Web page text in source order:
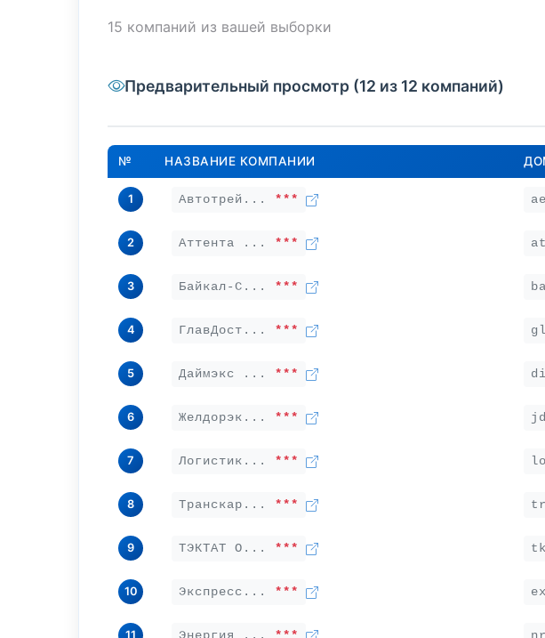
15 компаний из вашей выборки
Предварительный просмотр (12 из 12 компаний)
№ НАЗВАНИЕ КОМПАНИИ
1 Автотрей... ***
2 Аттента ... ***
3 Байкал-С... ***
4 ГлавДост... ***
5 Даймэкс ... ***
6 Желдорэк... ***
7 Логистик... ***
8 Транскар... ***
9 ТЭКТАТ О... ***
10 Экспресс... ***
11 Энергия ... ***